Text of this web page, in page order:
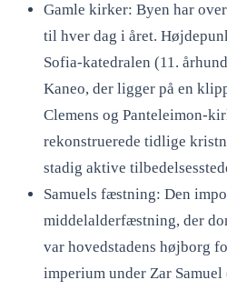
Gamle kirker: Byen har
til hver dag i året.
Sofia-katedralen (11.
Kaneo, der ligger på en
Clemens og Panteleimon-
rekonstruerede tidlige
stadig aktive
Samuels fæstning: Den
middelalderfæstning, der
var hovedstadens højborg
imperium under Zar